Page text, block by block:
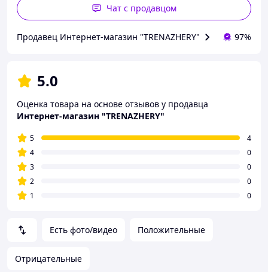
Есть фото/видео Положительные
Отрицательные
Чат с продавцом
Продавец Интернет-магазин "TRENAZHERY" 97%
5.0
Оценка товара на основе отзывов у продавца
Интернет-магазин "TRENAZHERY"
5
4
4
0
3
0
2
0
1
0